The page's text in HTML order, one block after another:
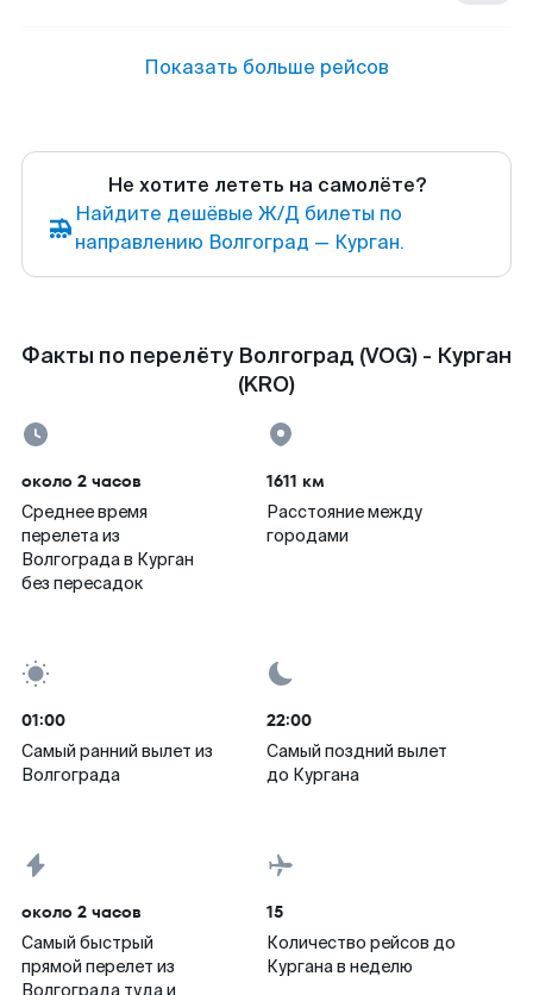
Показать больше рейсов
Не хотите лететь на самолёте?
Найдите дешёвые Ж/Д билеты по
направлению Волгоград — Курган.
Факты по перелёту Волгоград (VOG) - Курган
(KRO)
около 2 часов
Среднее время
перелета из
Волгограда в Курган
без пересадок
1611 км
Расстояние между
городами
01:00
Самый ранний вылет из
Волгограда
22:00
Самый поздний вылет
до Кургана
около 2 часов
Самый быстрый
прямой перелет из
Волгограда туда и
15
Количество рейсов до
Кургана в неделю